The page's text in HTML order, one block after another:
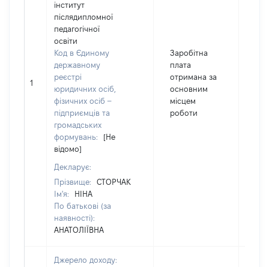
1
інститут
післядипломної
педагогічної
освіти
Код в Єдиному
державному
реєстрі
юридичних осіб,
фізичних осіб –
підприємців та
громадських
формувань:
[Не
відомо]
Декларує:
Прізвище:
СТОРЧАК
Ім'я:
НІНА
По батькові (за
наявності):
АНАТОЛІЇВНА
Заробітна
плата
отримана за
основним
місцем
роботи
Джерело доходу: